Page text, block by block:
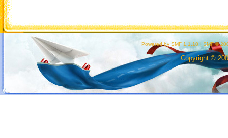
Powered by SMF 1.1.10 | SMF ©
Copyright ©